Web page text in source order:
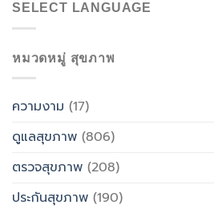
SELECT LANGUAGE
หมวดหมู่ สุขภาพ
ความงาม (17)
ดูแลสุขภาพ (806)
ตรวจสุขภาพ (208)
ประกันสุขภาพ (190)